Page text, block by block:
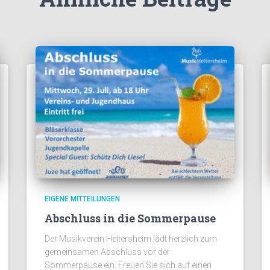
EIGENE MITTEILUNGEN
Abschluss in die Sommerpause
Der Musikverein Heitersheim lädt herzlich zum
gemeinsamen Abschluss vor der
Sommerpause ein. Freuen Sie sich auf einen